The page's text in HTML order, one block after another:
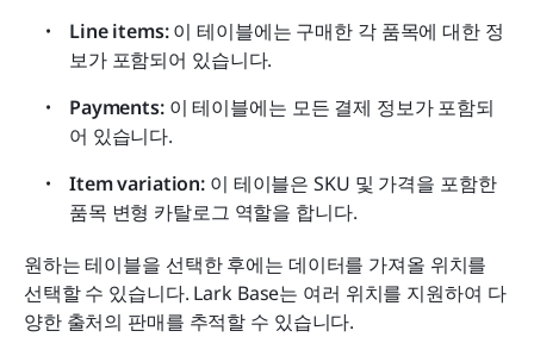
Line items: 이 테이블에는 구매한 각 품목에 대한 정
보가 포함되어 있습니다.
Payments: 이 테이블에는 모든 결제 정보가 포함되
어 있습니다.
Item variation: 이 테이블은 SKU 및 가격을 포함한
품목 변형 카탈로그 역할을 합니다.
원하는 테이블을 선택한 후에는 데이터를 가져올 위치를
선택할 수 있습니다. Lark Base는 여러 위치를 지원하여 다
양한 출처의 판매를 추적할 수 있습니다.